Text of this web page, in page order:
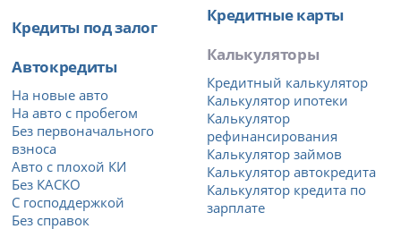
Кредиты под залог
Автокредиты
На новые авто
На авто с пробегом
Без первоначального
взноса
Авто с плохой КИ
Без КАСКО
С господдержкой
Без справок
Кредитные карты
Калькуляторы
Кредитный калькулятор
Калькулятор ипотеки
Калькулятор
рефинансирования
Калькулятор займов
Калькулятор автокредита
Калькулятор кредита по
зарплате